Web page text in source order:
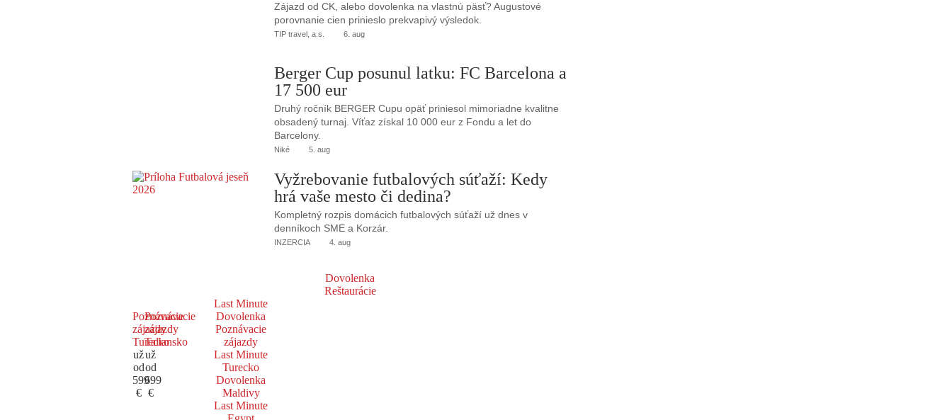
Zájazd od CK, alebo dovolenka na vlastnú päsť? Augustové
porovnanie cien prinieslo prekvapivý výsledok.
TIP travel, a.s. 6. aug
Berger Cup posunul latku: FC Barcelona a
17 500 eur
Druhý ročník BERGER Cupu opäť priniesol mimoriadne kvalitne
obsadený turnaj. Víťaz získal 10 000 eur z Fondu a let do
Barcelony.
Niké 5. aug
Vyžrebovanie futbalových súťaží: Kedy
hrá vaše mesto či dedina?
Kompletný rozpis domácich futbalových súťaží už dnes v
denníkoch SME a Korzár.
INZERCIA 4. aug
Dovolenka
Reštaurácie
Poznávacie
zájazdy
Turecko
už
od
599
€
Poznávacie
zájazdy
Taliansko
už
od
699
€
Last Minute
Dovolenka
Poznávacie
zájazdy
Last Minute
Turecko
Dovolenka
Maldivy
Last Minute